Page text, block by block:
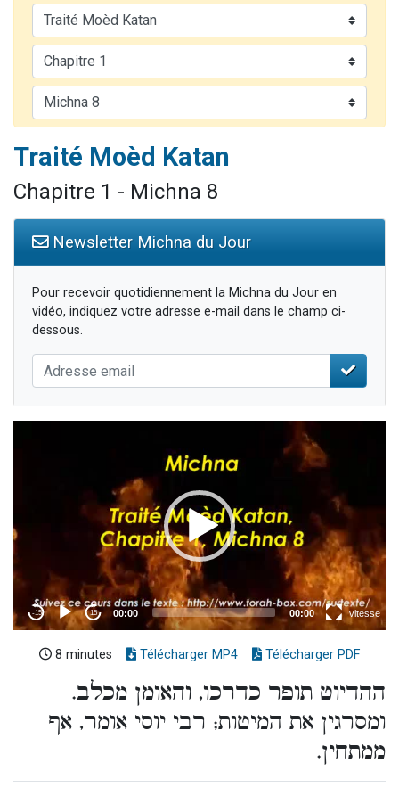
4 personnes viennent de nous rejoindre sur WhatsApp
3 personnes viennent de nous rejoindre sur WhatsApp
3 personnes viennent de faire un don pour 5 jours de vacances aux Orphelins
2 personnes viennent de faire un don pour Tsédaka : pauvres d'Israel
Traité Moèd Katan
Chapitre 1 - Michna 8
Newsletter Michna du Jour
Pour recevoir quotidiennement la Michna du Jour en
vidéo, indiquez votre adresse e-mail dans le champ ci-
dessous.
8 minutes Télécharger MP4 Télécharger PDF
ההדיוט תופר כדרכו, והאומן מכלב.
ומסרגין את המיטות; רבי יוסי אומר, אף
ממתחין.